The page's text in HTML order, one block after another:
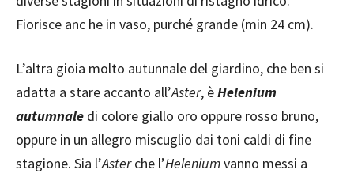
Fiorisce anc he in vaso, purché grande (min 24 cm).
L’altra gioia molto autunnale del giardino, che ben si
adatta a stare accanto all’Aster, èHelenium
autumnale di colore giallo oro oppure rosso bruno,
oppure in un allegro miscuglio dai toni caldi di fine
stagione. Sia l’Asterche l’Heleniumvanno messi a